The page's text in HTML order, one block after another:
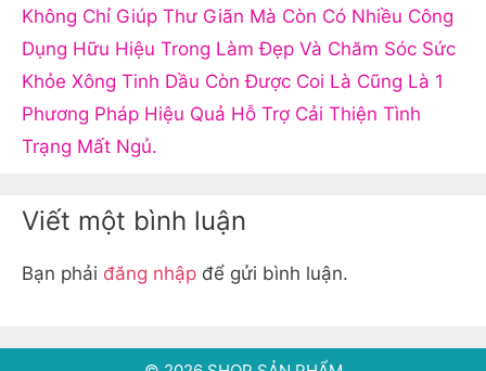
Không Chỉ Giúp Thư Giãn Mà Còn Có Nhiều Công
Dụng Hữu Hiệu Trong Làm Đẹp Và Chăm Sóc Sức
Khỏe Xông Tinh Dầu Còn Được Coi Là Cũng Là 1
Phương Pháp Hiệu Quả Hỗ Trợ Cải Thiện Tình
Trạng Mất Ngủ.
Viết một bình luận
Bạn phải đăng nhập để gửi bình luận.